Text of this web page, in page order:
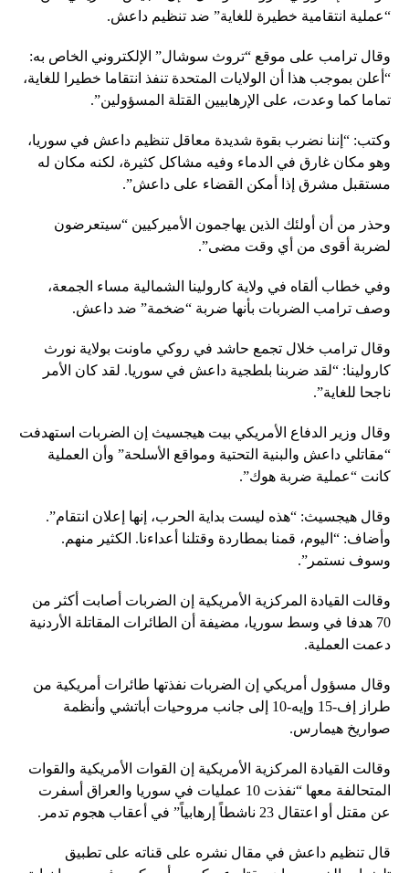
“عملية انتقامية خطيرة للغاية” ضد تنظيم داعش.
وقال ترامب على موقع “تروث سوشال” الإلكتروني الخاص به:
“أعلن بموجب هذا أن الولايات المتحدة تنفذ انتقاما خطيرا للغاية،
تماما كما وعدت، على الإرهابيين القتلة المسؤولين”.
وكتب: “إننا نضرب بقوة شديدة معاقل تنظيم داعش في سوريا،
وهو مكان غارق في الدماء وفيه مشاكل كثيرة، لكنه مكان له
مستقبل مشرق إذا أمكن القضاء على داعش”.
وحذر من أن أولئك الذين يهاجمون الأميركيين “سيتعرضون
لضربة أقوى من أي وقت مضى”.
وفي خطاب ألقاه في ولاية كارولينا الشمالية مساء الجمعة،
وصف ترامب الضربات بأنها ضربة “ضخمة” ضد داعش.
وقال ترامب خلال تجمع حاشد في روكي ماونت بولاية نورث
كارولينا: “لقد ضربنا بلطجية داعش في سوريا. لقد كان الأمر
ناجحا للغاية”.
وقال وزير الدفاع الأمريكي بيت هيجسيث إن الضربات استهدفت
“مقاتلي داعش والبنية التحتية ومواقع الأسلحة” وأن العملية
كانت “عملية ضربة هوك”.
وقال هيجسيث: “هذه ليست بداية الحرب، إنها إعلان انتقام”.
وأضاف: “اليوم، قمنا بمطاردة وقتلنا أعداءنا. الكثير منهم.
وسوف نستمر”.
وقالت القيادة المركزية الأمريكية إن الضربات أصابت أكثر من
70 هدفا في وسط سوريا، مضيفة أن الطائرات المقاتلة الأردنية
دعمت العملية.
وقال مسؤول أمريكي إن الضربات نفذتها طائرات أمريكية من
طراز إف-15 وإيه-10 إلى جانب مروحيات أباتشي وأنظمة
صواريخ هيمارس.
وقالت القيادة المركزية الأمريكية إن القوات الأمريكية والقوات
المتحالفة معها “نفذت 10 عمليات في سوريا والعراق أسفرت
عن مقتل أو اعتقال 23 ناشطاً إرهابياً” في أعقاب هجوم تدمر.
قال تنظيم داعش في مقال نشره على قناته على تطبيق